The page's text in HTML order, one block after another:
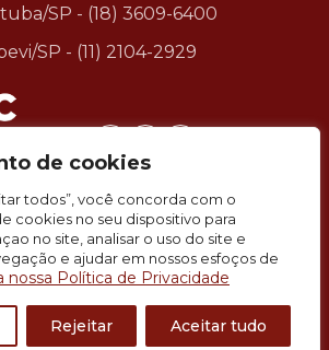
de cookies
todos”, você concorda com o
cookies no seu dispositivo para
no site, analisar o uso do site e
e ajudar em nossos esfoços de
nossa Política de Privacidade
Rejeitar Aceitar tudo
SP - (18) 3609-6400
SP - (11) 2104-2929
Beef – Todos Direitos Reservados